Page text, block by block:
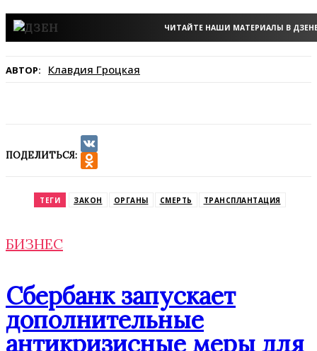
ЧИТАЙТЕ НАШИ МАТЕРИАЛЫ В
АВТОР: Клавдия Гроцкая
ПОДЕЛИТЬСЯ:
VK
ТЕГИ ЗАКОН ОРГАНЫ СМЕРТЬ ТРАНСПЛАНТАЦИЯ
БИЗНЕС
Сбербанк запускает
дополнительные
антикризисные меры для